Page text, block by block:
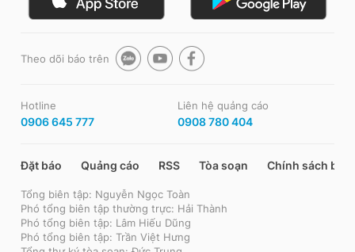
Theo dõi báo trên
Hotline
0906 645 777
Liên hệ quảng cáo
0908 780 404
Đặt báo Quảng cáo RSS Tòa soạn Chính sách bảo
Tổng biên tập: Nguyễn Ngọc Toàn
Phó tổng biên tập thường trực: Hải Thành
Phó tổng biên tập: Lâm Hiếu Dũng
Phó tổng biên tập: Trần Việt Hưng